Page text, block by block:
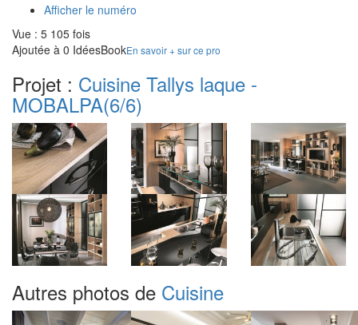
Afficher le numéro
Vue : 5 105 fois
Ajoutée à 0 IdéesBookEn savoir + sur ce pro
Projet : Cuisine Tallys laque -
MOBALPA(6/6)
Autres photos de Cuisine